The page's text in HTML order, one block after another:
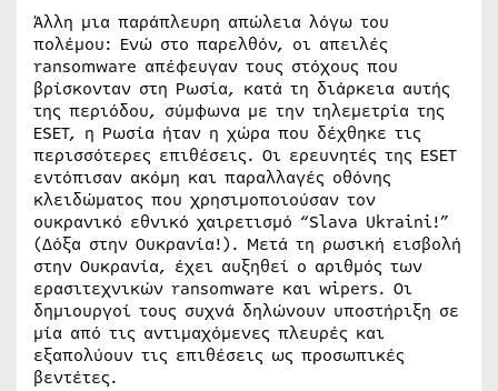
Άλλη μια παράπλευρη απώλεια λόγω του
πολέμου: Ενώ στο παρελθόν, οι απειλές
ransomware απέφευγαν τους στόχους που
βρίσκονταν στη Ρωσία, κατά τη διάρκεια αυτής
της περιόδου, σύμφωνα με την τηλεμετρία της
ESET, η Ρωσία ήταν η χώρα που δέχθηκε τις
περισσότερες επιθέσεις. Οι ερευνητές της ESET
εντόπισαν ακόμη και παραλλαγές οθόνης
κλειδώματος που χρησιμοποιούσαν τον
ουκρανικό εθνικό χαιρετισμό “Slava Ukraini!”
(Δόξα στην Ουκρανία!). Μετά τη ρωσική εισβολή
στην Ουκρανία, έχει αυξηθεί ο αριθμός των
ερασιτεχνικών ransomware και wipers. Οι
δημιουργοί τους συχνά δηλώνουν υποστήριξη σε
μία από τις αντιμαχόμενες πλευρές και
εξαπολύουν τις επιθέσεις ως προσωπικές
βεντέτες.